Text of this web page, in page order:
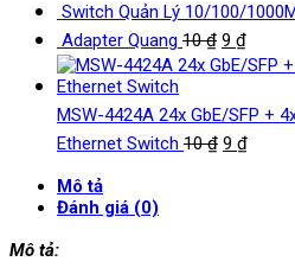
Switch Quản Lý 10/100/
Adapter Quang 10₫ 9 ₫
MSW-4424A 24x GbE/SFP +
Ethernet Switch 10₫ 9 ₫
Mô tả
Đánh giá (0)
Mô tả: